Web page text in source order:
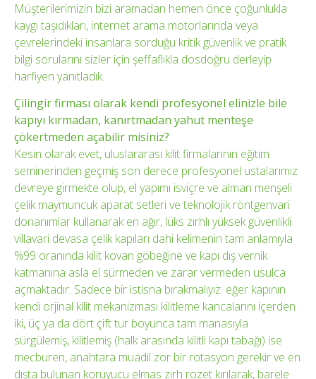
Müşterilerimizin bizi aramadan hemen önce çoğunlukla
kaygı taşıdıkları, internet arama motorlarında veya
çevrelerindeki insanlara sorduğu kritik güvenlik ve pratik
bilgi sorularını sizler için şeffaflıkla dosdoğru derleyip
harfiyen yanıtladık.
Çilingir firması olarak kendi profesyonel elinizle bile
kapıyı kırmadan, kanırtmadan yahut menteşe
çökertmeden açabilir misiniz?
Kesin olarak evet, uluslararası kilit firmalarının eğitim
seminerinden geçmiş son derece profesyonel ustalarımız
devreye girmekte olup, el yapımı isviçre ve alman menşeli
çelik maymuncuk aparat setleri ve teknolojik röntgenvari
donanımlar kullanarak en ağır, lüks zırhlı yüksek güvenlikli
villavari devasa çelik kapıları dahi kelimenin tam anlamıyla
%99 oranında kilit kovan göbeğine ve kapı dış vernik
katmanına asla el sürmeden ve zarar vermeden usulca
açmaktadır. Sadece bir istisna bırakmalıyız: eğer kapının
kendi orjinal kilit mekanizması kilitleme kancalarını içerden
iki, üç ya da dört çift tur boyunca tam manasıyla
sürgülemiş, kilitlemiş (halk arasında kilitli kapı tabağı) ise
mecburen, anahtara muadil zor bir rotasyon gerekir ve en
dışta bulunan koruyucu elmas zırh rozet kırılarak, barele